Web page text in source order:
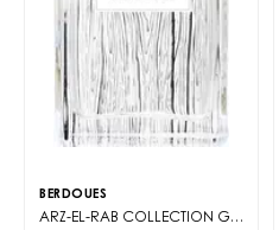
BERDOUES
ARZ-EL-RAB COLLECTION GRANDS CRUS